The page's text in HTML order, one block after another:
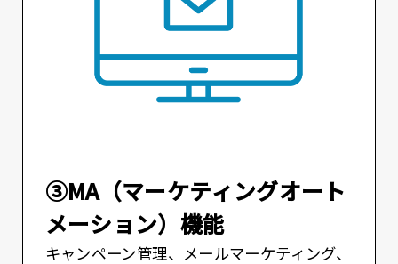
③MA（マーケティングオート
メーション）機能
キャンペーン管理、メールマーケティング、